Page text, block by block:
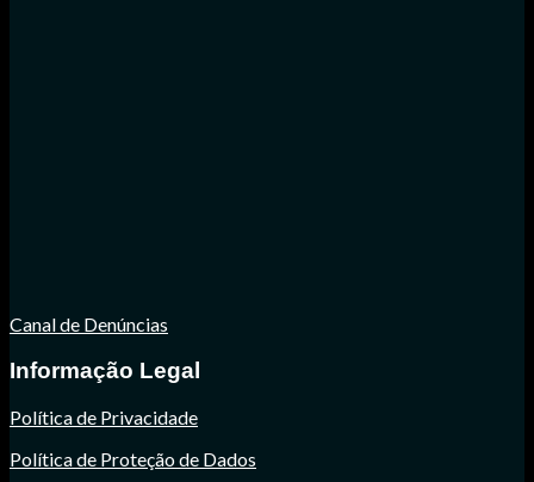
Canal de Denúncias
Informação Legal
Política de Privacidade
Política de Proteção de Dados